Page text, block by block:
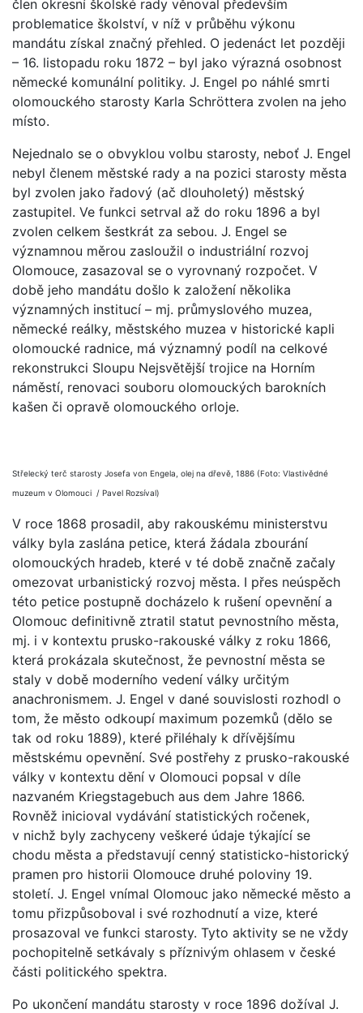
člen okresní školské rady věnoval především
problematice školství, v níž v průběhu výkonu
mandátu získal značný přehled. O jedenáct let později
– 16. listopadu roku 1872 – byl jako výrazná osobnost
německé komunální politiky. J. Engel po náhlé smrti
olomouckého starosty Karla Schröttera zvolen na jeho
místo.
Nejednalo se o obvyklou volbu starosty, neboť J. Engel
nebyl členem městské rady a na pozici starosty města
byl zvolen jako řadový (ač dlouholetý) městský
zastupitel. Ve funkci setrval až do roku 1896 a byl
zvolen celkem šestkrát za sebou. J. Engel se
významnou měrou zasloužil o industriální rozvoj
Olomouce, zasazoval se o vyrovnaný rozpočet. V
době jeho mandátu došlo k založení několika
významných institucí – mj. průmyslového muzea,
německé reálky, městského muzea v historické kapli
olomoucké radnice, má významný podíl na celkové
rekonstrukci Sloupu Nejsvětější trojice na Horním
náměstí, renovaci souboru olomouckých barokních
kašen či opravě olomouckého orloje.
Střelecký terč starosty Josefa von Engela, olej na dřevě, 1886 (Foto: Vlastivědné
muzeum v Olomouci / Pavel Rozsíval)
V roce 1868 prosadil, aby rakouskému ministerstvu
války byla zaslána petice, která žádala zbourání
olomouckých hradeb, které v té době značně začaly
omezovat urbanistický rozvoj města. I přes neúspěch
této petice postupně docházelo k rušení opevnění a
Olomouc definitivně ztratil statut pevnostního města,
mj. i v kontextu prusko-rakouské války z roku 1866,
která prokázala skutečnost, že pevnostní města se
staly v době moderního vedení války určitým
anachronismem. J. Engel v dané souvislosti rozhodl o
tom, že město odkoupí maximum pozemků (dělo se
tak od roku 1889), které přiléhaly k dřívějšímu
městskému opevnění. Své postřehy z prusko-rakouské
války v kontextu dění v Olomouci popsal v díle
nazvaném Kriegstagebuch aus dem Jahre 1866.
Rovněž inicioval vydávání statistických ročenek,
v nichž byly zachyceny veškeré údaje týkající se
chodu města a představují cenný statisticko-historický
pramen pro historii Olomouce druhé poloviny 19.
století. J. Engel vnímal Olomouc jako německé město a
tomu přizpůsoboval i své rozhodnutí a vize, které
prosazoval ve funkci starosty. Tyto aktivity se ne vždy
pochopitelně setkávaly s příznivým ohlasem v české
části politického spektra.
Po ukončení mandátu starosty v roce 1896 dožíval J.